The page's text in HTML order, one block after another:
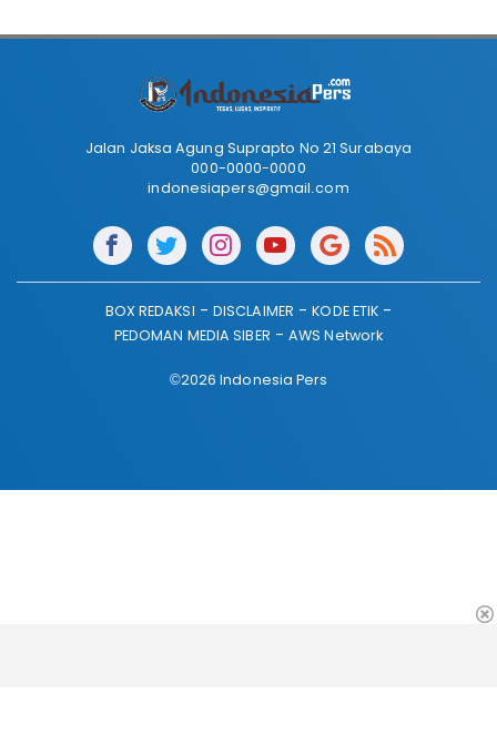
Jalan Jaksa Agung Suprapto No 21 Surabaya
000-0000-0000
indonesiapers@gmail.com
BOX REDAKSI DISCLAIMER
KODE ETIK
PEDOMAN MEDIA SIBER
AWS Network
©2026 Indonesia Pers